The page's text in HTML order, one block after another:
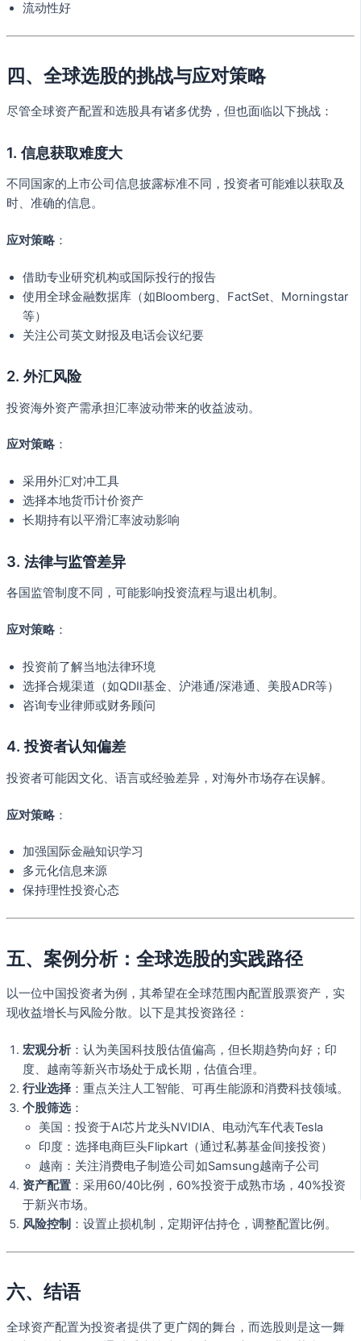
流动性好
四、全球选股的挑战与应对策略
尽管全球资产配置和选股具有诸多优势，但也面临以下挑战：
1. 信息获取难度大
不同国家的上市公司信息披露标准不同，投资者可能难以获取及
时、准确的信息。
应对策略 ：
借助专业研究机构或国际投行的报告
使用全球金融数据库（如Bloomberg、FactSet、Morningstar
等）
关注公司英文财报及电话会议纪要
2. 外汇风险
投资海外资产需承担汇率波动带来的收益波动。
应对策略 ：
采用外汇对冲工具
选择本地货币计价资产
长期持有以平滑汇率波动影响
3. 法律与监管差异
各国监管制度不同，可能影响投资流程与退出机制。
应对策略 ：
投资前了解当地法律环境
选择合规渠道（如QDII基金、沪港通/深港通、美股ADR等）
咨询专业律师或财务顾问
4. 投资者认知偏差
投资者可能因文化、语言或经验差异，对海外市场存在误解。
应对策略 ：
加强国际金融知识学习
多元化信息来源
保持理性投资心态
五、案例分析：全球选股的实践路径
以一位中国投资者为例，其希望在全球范围内配置股票资产，实
现收益增长与风险分散。以下是其投资路径：
宏观分析 ：认为美国科技股估值偏高，但长期趋势向好；印
度、越南等新兴市场处于成长期，估值合理。
行业选择 ：重点关注人工智能、可再生能源和消费科技领域。
个股筛选 ：
美国：投资于AI芯片龙头NVIDIA、电动汽车代表Tesla
印度：选择电商巨头Flipkart（通过私募基金间接投资）
越南：关注消费电子制造公司如Samsung越南子公司
资产配置 ：采用60/40比例，60%投资于成熟市场，40%投资
于新兴市场。
风险控制 ：设置止损机制，定期评估持仓，调整配置比例。
六、结语
全球资产配置为投资者提供了更广阔的舞台，而选股则是这一舞